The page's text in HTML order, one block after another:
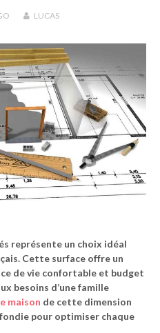
LUCAS
représente un choix idéal
Cette surface offre un
de vie confortable et budget
besoins d’une famille
maison de cette dimension
pour optimiser chaque